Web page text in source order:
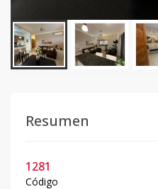
Resumen
1281
Código